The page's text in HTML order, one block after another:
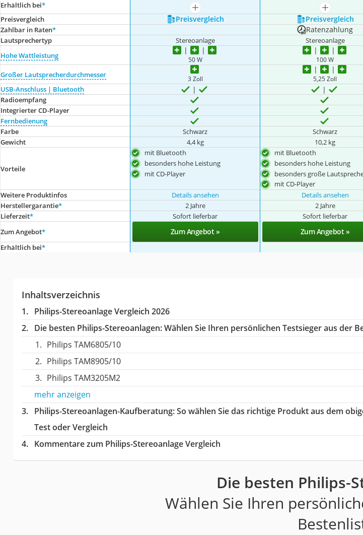
Erhältlich bei*
mehr anzeigen mehr
Preis­vergleich
Preis­vergleich Preis­vergleich
Zahlbar in Raten* Ratenzahlung
Lautsprechertyp Stereoanlage Stereoanlage
Hohe Wattleistung
50 W 100 W
Großer Lautsprecherdurchmesser 3 Zoll 5,25 Zoll
USB-Anschluss | Bluetooth
Radioempfang
Integrierter CD-Player
Fernbedienung
Farbe
Schwarz Schwarz
Gewicht
4,4 kg 10,2 kg
Vorteile
mit Bluetooth
besonders hohe Leistung
mit CD-Player
mit Bluetooth
besonders hohe Leistung
besonders große
mit CD-Player
Weitere Produktinfos Details ansehen Details ansehen
Herstellergarantie* 2 Jahre 2 Jahre
Lieferzeit* Sofort lieferbar Sofort lieferbar
Zum Angebot* Zum Angebot » Zum Angebot »
Erhältlich bei*
Inhaltsverzeichnis
Philips-Stereoanlage Vergleich 2026
Die besten Philips-Stereoanlagen:Wählen Sie Ihren persönlichen Testsieger aus der
Philips TAM6805/10
Philips TAM8905/10
Philips TAM3205M2
mehr anzeigen
Philips-Stereoanlagen-Kaufberatung: So wählen Sie das richtige Produkt aus dem
Test oder Vergleich
Kommentare zum Philips-Stereoanlage Vergleich
Die besten Philips-
Wählen Sie Ihren